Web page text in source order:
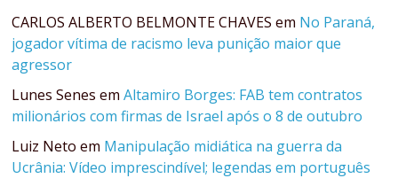
CARLOS ALBERTO BELMONTE CHAVES em No Paraná,
jogador vítima de racismo leva punição maior que
agressor
Lunes Senes emAltamiro Borges: FAB tem contratos
milionários com firmas de Israel após o 8 de outubro
Luiz Neto em Manipulação midiática na guerra da
Ucrânia: Vídeo imprescindível; legendas em português